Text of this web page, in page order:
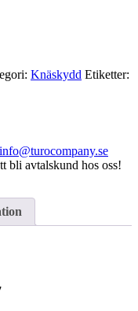
Knäskydd Etiketter:
info@turocompany.se
bli avtalskund hos oss!